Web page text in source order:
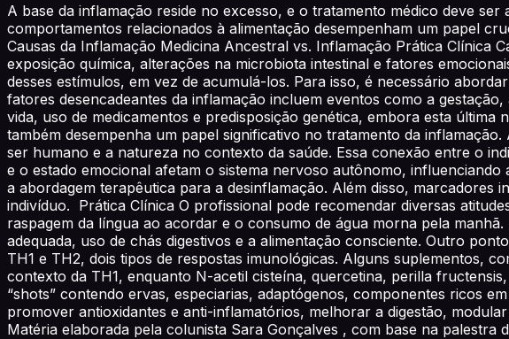
A base da inflamação reside no excesso, e o tratamento médico deve
comportamentos relacionados à alimentação desempenham um papel
Causas da Inflamação Medicina Ancestral vs. Inflamação Prática Clínica
exposição química, alterações na microbiota intestinal e fatores
desses estímulos, em vez de acumulá-los. Para isso, é necessário
fatores desencadeantes da inflamação incluem eventos como a
vida, uso de medicamentos e predisposição genética, embora esta
também desempenha um papel significativo no tratamento da
ser humano e a natureza no contexto da saúde. Essa conexão entre o
e o estado emocional afetam o sistema nervoso autônomo,
a abordagem terapêutica para a desinflamação. Além disso, marcadores
indivíduo. Prática Clínica O profissional pode recomendar diversas
raspagem da língua ao acordar e o consumo de água morna pela
adequada, uso de chás digestivos e a alimentação consciente. Outro
TH1 e TH2, dois tipos de respostas imunológicas. Alguns suplementos,
contexto da TH1, enquanto N-acetil cisteína, quercetina, perilla
“shots” contendo ervas, especiarias, adaptógenos, componentes ricos
promover antioxidantes e anti-inflamatórios, melhorar a digestão,
Matéria elaborada pela colunista Sara Gonçalves , com base na